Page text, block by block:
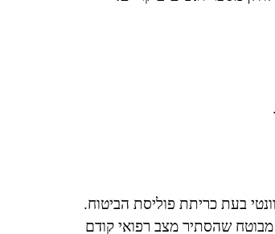
בעת כריתת פוליסת הביטוח.
שהסתיר מצב רפואי קודם